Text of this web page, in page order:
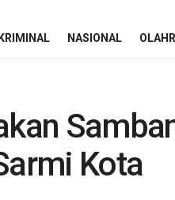
KRIMINAL NASIONAL
Kota